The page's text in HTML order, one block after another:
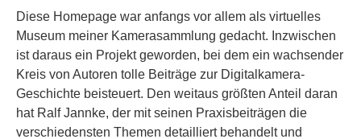
Diese Homepage war anfangs vor allem als virtuelles
Museum meiner Kamerasammlung gedacht. Inzwischen
ist daraus ein Projekt geworden, bei dem ein wachsender
Kreis von Autoren tolle Beiträge zur Digitalkamera-
Geschichte beisteuert. Den weitaus größten Anteil daran
hat Ralf Jannke, der mit seinen Praxisbeiträgen die
verschiedensten Themen detailliert behandelt und